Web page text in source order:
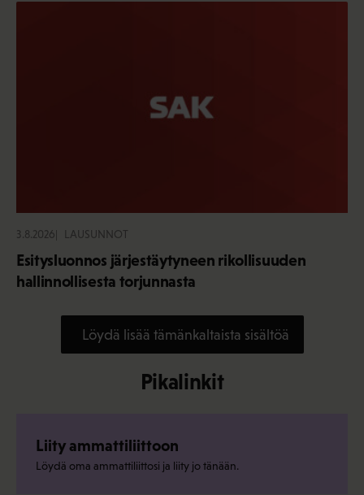
3.8.2026 LAUSUNNOT
Esitysluonnos järjestäytyneen rikollisuuden
hallinnollisesta torjunnasta
Löydä lisää tämänkaltaista sisältöä
Pikalinkit
Liity ammattiliittoon
Löydä oma ammattiliittosi ja liity jo tänään.